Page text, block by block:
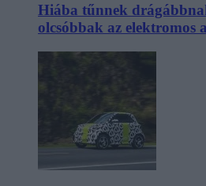
Hiába tűnnek
olcsóbbak az elektromos